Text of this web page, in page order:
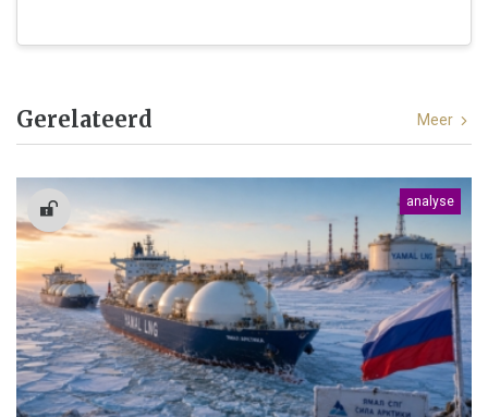
Gerelateerd Meer
analyse